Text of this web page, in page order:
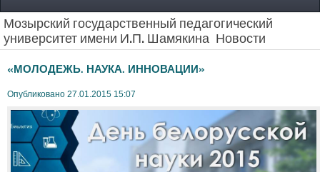
Мозырский государственный педагогический
университет имени И.П. Шамякина Новости
«МОЛОДЕЖЬ. НАУКА. ИННОВАЦИИ»
Опубликовано 27.01.2015 15:07